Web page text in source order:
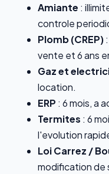
Amiante :
controle
Plomb (CREP)
vente et 6 ans
Gaz et
location.
ERP : 6 mois, a
Termites : 6
l'evolution
Loi Carrez /
modification de